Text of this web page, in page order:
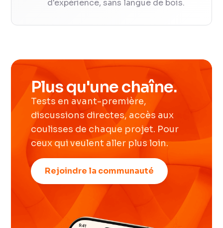
d'expérience, sans langue de bois.
Plus qu'une chaîne.
Tests en avant-première,
discussions directes, accès aux
coulisses de chaque projet. Pour
ceux qui veulent aller plus loin.
Rejoindre la communauté